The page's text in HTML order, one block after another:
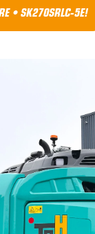
• SK270SRLC-5E!